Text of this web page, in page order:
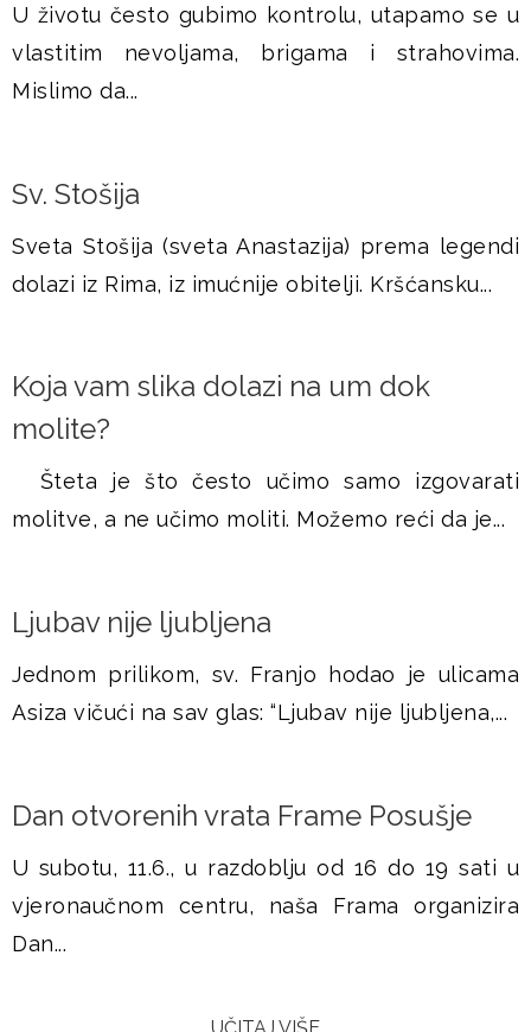
U životu često gubimo kontrolu, utapamo se u
vlastitim nevoljama, brigama i strahovima.
Mislimo da...
Sv. Stošija
Sveta Stošija (sveta Anastazija) prema legendi
dolazi iz Rima, iz imućnije obitelji. Kršćansku...
Koja vam slika dolazi na um dok
molite?
Šteta je što često učimo samo izgovarati
molitve, a ne učimo moliti. Možemo reći da je...
Ljubav nije ljubljena
Jednom prilikom, sv. Franjo hodao je ulicama
Asiza vičući na sav glas: “Ljubav nije ljubljena,...
Dan otvorenih vrata Frame Posušje
U subotu, 11.6., u razdoblju od 16 do 19 sati u
vjeronaučnom centru, naša Frama organizira
Dan...